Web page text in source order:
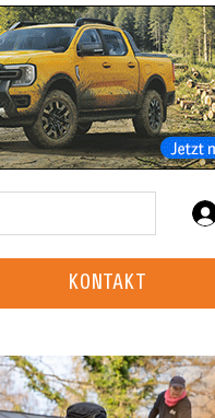
KONTAKT